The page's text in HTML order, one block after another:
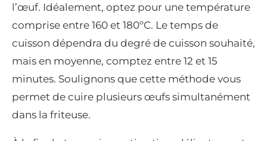
l’œuf. Idéalement, optez pour une température
comprise entre 160 et 180ºC. Le temps de
cuisson dépendra du degré de cuisson souhaité,
mais en moyenne, comptez entre 12 et 15
minutes. Soulignons que cette méthode vous
permet de cuire plusieurs œufs simultanément
dans la friteuse.